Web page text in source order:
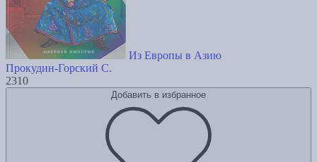
Из Европы в Азию
Прокудин-Горский С.
2310
Добавить в избранное